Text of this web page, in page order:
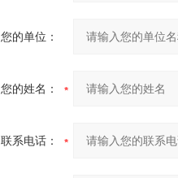
您的单位：
您的姓名：
联系电话：